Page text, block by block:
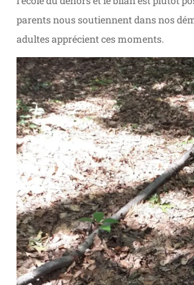
parents nous soutiennent dans nos
adultes apprécient ces moments.